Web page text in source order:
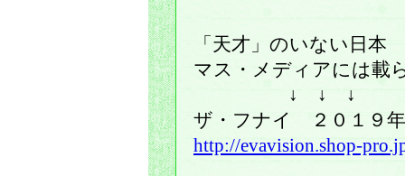
「天才」のいない日
マス・メディアには載
↓ ↓ ↓
ザ・フナイ ２０１９年
http://evavision.shop-